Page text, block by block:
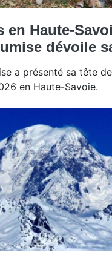
en Haute-
dévoile
a présenté sa tête
en Haute-Savoie.